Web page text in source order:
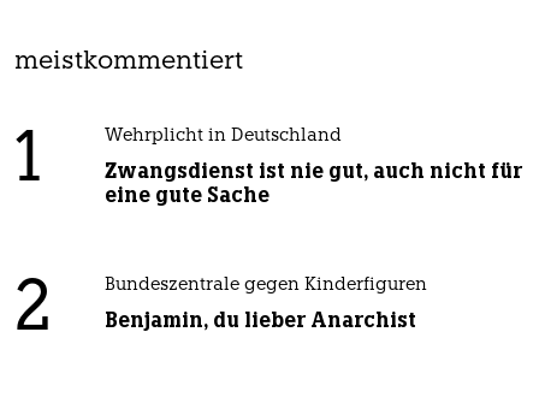
meistkommentiert
1 Wehrplicht in Deutschland
Zwangsdienst ist nie gut, auch nicht für
eine gute Sache
2 Bundeszentrale gegen Kinderfiguren
Benjamin, du lieber Anarchist